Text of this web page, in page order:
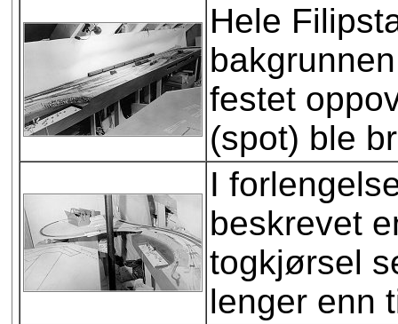
Hele
festet
(spot) ble
I
beskrevet
togkjørsel
lenger enn